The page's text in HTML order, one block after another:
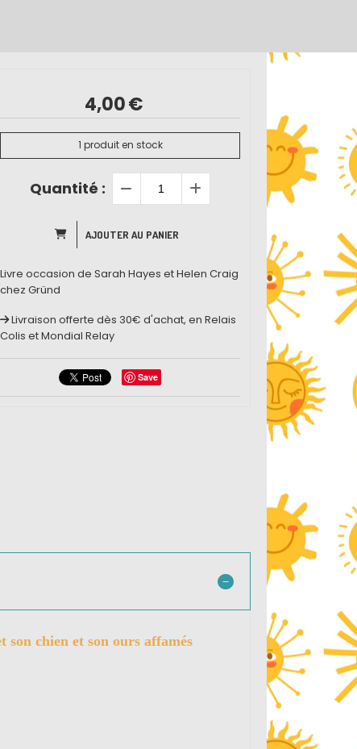
4,00€
1 produit en stock
Quantité :
AJOUTER AU PANIER
Livre occasion de Sarah Hayes et Helen Craig
chez Gründ
Livraison offerte dès 30€ d'achat, en Relais
Colis et Mondial Relay
Save
son chien et son ours affamés